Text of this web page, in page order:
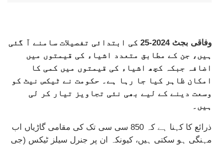
وفاقی بجٹ 2024-25 کی ابتدائی تفصیلات سامنے آ گئی
ہیں، جن کے مطابق متعدد اشیاء کی قیمتوں میں
اضافہ جبکہ کچھ اشیاء کی قیمتوں میں کمی کا
امکان ظاہر کیا جا رہا ہے۔ حکومت نے ٹیکس نیٹ کو
وسعت دینے کے لیے بھی نئی تجاویز تیار کر لی
ہیں۔
ذرائع کا کہنا ہے کہ 850 سی سی تک کی مقامی گاڑیاں اب
مہنگی ہو سکتی ہیں، کیونکہ ان پر جنرل سیلز ٹیکس (جی